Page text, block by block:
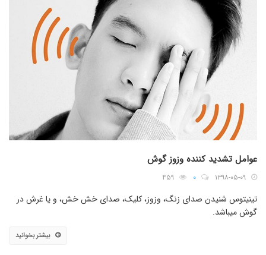
عوامل تشدید کننده وزوز گوش
۱۳۹۸-۰۵-۰۹ ۰ ۴۵۹
تینیتوس شنیدن صدای زنگ، وزوز، کلیک، صدای خش خش، و یا غرش در
گوش میباشد.
بیشتر بخوانید